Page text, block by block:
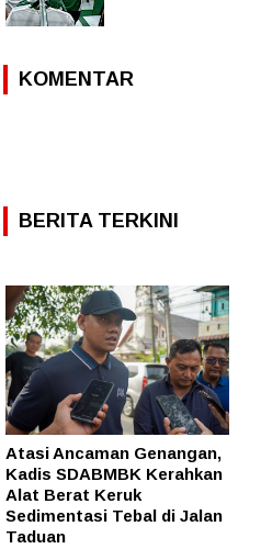
KOMENTAR
BERITA TERKINI
Atasi Ancaman Genangan,
Kadis SDABMBK Kerahkan
Alat Berat Keruk
Sedimentasi Tebal di Jalan
Taduan